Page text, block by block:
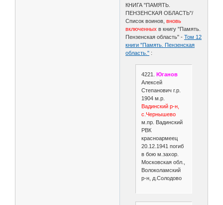
КНИГА "ПАМЯТЬ.
ПЕНЗЕНСКАЯ ОБЛАСТЬ"/
Список воинов,вновь
включенных в книгу "Память.
Пензенская область" -Том 12
книги "Память. Пензенская
область." :
4221.
Юганов
Алексей
Степанович г.р.
1904 м.р.
Вадинский р-н,
с.Чернышево
м.пр. Вадинский
РВК
красноармеец
20.12.1941 погиб
в бою м.захор.
Московская обл.,
Волоколамский
р-н, д.Солодово